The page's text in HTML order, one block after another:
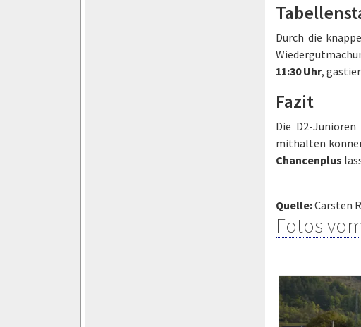
Durch die
11:30 Uhr,
Fazit
Die D2-
mithalten
Chancenplus
Quelle:Carsten
Fotos